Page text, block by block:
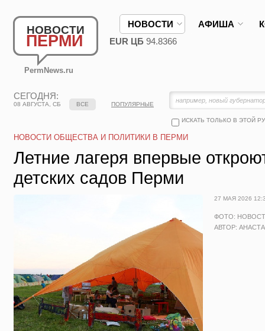
НОВОСТИ
ПЕРМИ
PermNews.ru
НОВОСТИ АФИША
EUR ЦБ 94.8366
СЕГОДНЯ:
08 АВГУСТА, СБ
ИСКАТЬ ТОЛЬКО В ЭТОЙ
ВСЕ ПОПУЛЯРНЫЕ
НОВОСТИ ОБЩЕСТВА И ПОЛИТИКИ В ПЕРМИ
Летние лагеря впервые
детских садов Перми
27 МАЯ 2026
ФОТО:
АВТОР: